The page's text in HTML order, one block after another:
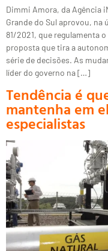
Dimmi Amora, da Agência
Grande do Sul aprovou, na
81/2021, que regulamenta
proposta que tira a
série de decisões. As
líder do governo na […]
Tendência é
mantenha em
especialistas